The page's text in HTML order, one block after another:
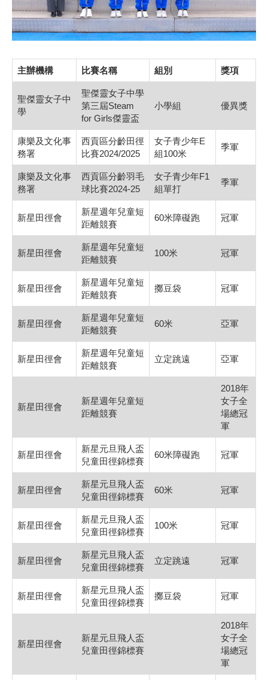
主辦機構 比賽名稱 組別 獎項
聖傑靈女子中
學
聖傑靈女子中學
第三屆Steam
for Girls傑靈盃
小學組 優異獎
康樂及文化事
務署
西貢區分齡田徑
比賽2024/2025
女子青少年E
組100米
季軍
康樂及文化事
務署
西貢區分齡羽毛
球比賽2024-25
女子青少年F1
組單打
季軍
新星田徑會
新星週年兒童短
距離競賽
60米障礙跑 冠軍
新星田徑會
新星週年兒童短
距離競賽
100米 冠軍
新星田徑會
新星週年兒童短
距離競賽
擲豆袋 冠軍
新星田徑會
新星週年兒童短
距離競賽
60米 亞軍
新星田徑會
新星週年兒童短
距離競賽
立定跳遠 亞軍
新星田徑會
新星週年兒童短
距離競賽
2018年
女子全
場總冠
軍
新星田徑會
新星元旦飛人盃
兒童田徑錦標賽
60米障礙跑 冠軍
新星田徑會
新星元旦飛人盃
兒童田徑錦標賽
60米 冠軍
新星田徑會
新星元旦飛人盃
兒童田徑錦標賽
100米 冠軍
新星田徑會
新星元旦飛人盃
兒童田徑錦標賽
立定跳遠 冠軍
新星田徑會
新星元旦飛人盃
兒童田徑錦標賽
擲豆袋 冠軍
新星田徑會
新星元旦飛人盃
兒童田徑錦標賽
2018年
女子全
場總冠
軍